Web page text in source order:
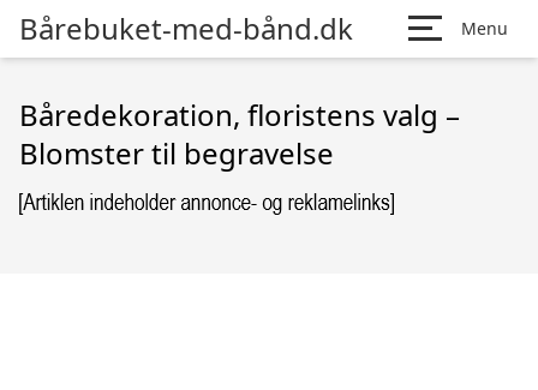
Bårebuket-med-bånd.dk Menu
Båredekoration, floristens valg –
Blomster til begravelse